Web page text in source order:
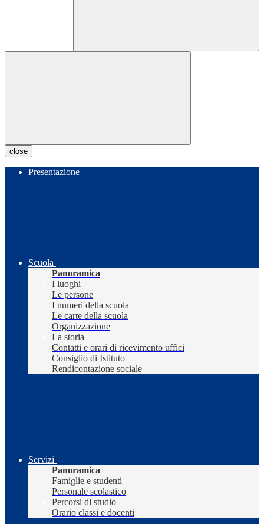
close
Presentazione
Scuola
Panoramica
I luoghi
Le persone
I numeri della scuola
Le carte della scuola
Organizzazione
La storia
Contatti e orari di ricevimento uffici
Consiglio di Istituto
Rendicontazione sociale
Servizi
Panoramica
Famiglie e studenti
Personale scolastico
Percorsi di studio
Orario classi e docenti